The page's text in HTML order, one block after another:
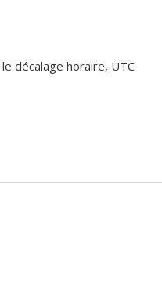
décalage horaire, UTC